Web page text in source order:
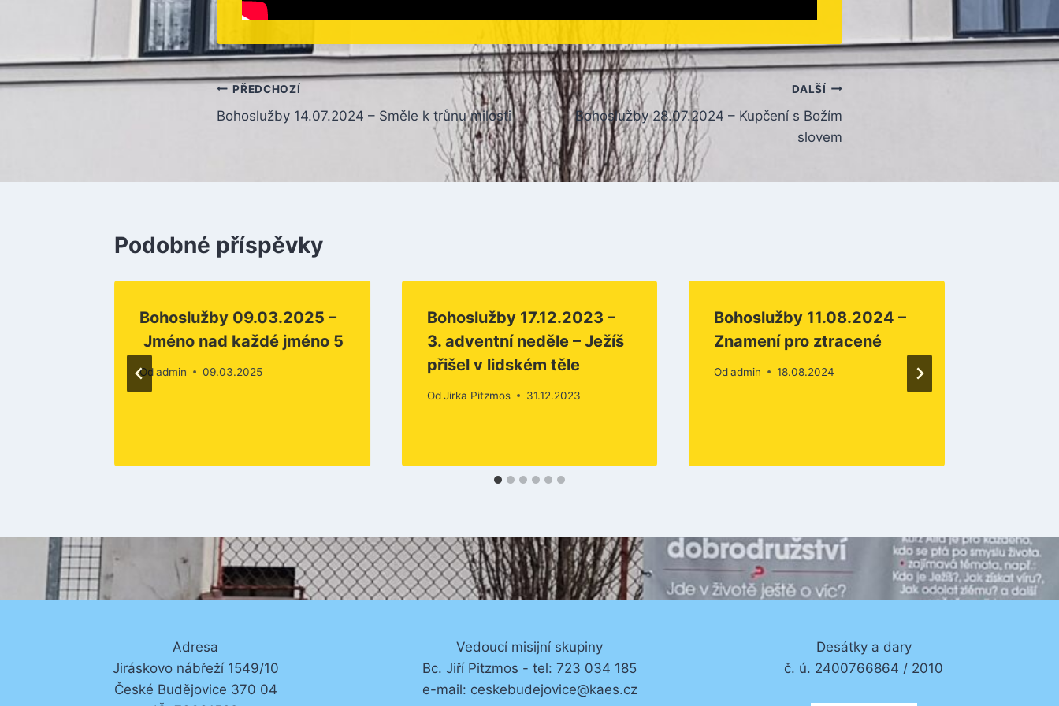
Navigace
pro
PŘEDCHOZÍ
Bohoslužby 14.07.2024 – Směle k trůnu milosti
DALŠÍ
Bohoslužby 28.07.2024 – Kupčení s Božím
slovem
Podobné příspěvky
Bohoslužby 09.03.2025 –
Jméno nad každé jméno 5
Odadmin 09.03.2025
Bohoslužby 17.12.2023 –
3. adventní neděle – Ježíš
přišel v lidském těle
Od Jirka Pitzmos 31.12.2023
Bohoslužby 11.08.2024 –
Znamení pro ztracené
Od admin 18.08.2024
Adresa
Jiráskovo nábřeží 1549/10
České Budějovice 370 04
Vedoucí misijní skupiny
Bc. Jiří Pitzmos - tel: 723 034 185
e-mail: ceskebudejovice@kaes.cz
Desátky a dary
č. ú. 2400766864 / 2010